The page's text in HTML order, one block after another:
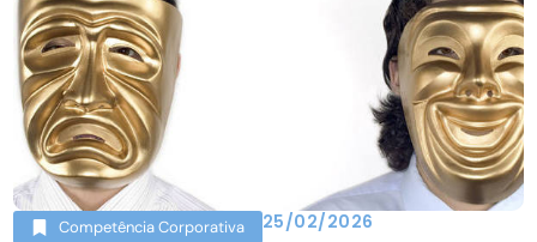
Competência Corporativa 25/02/2026